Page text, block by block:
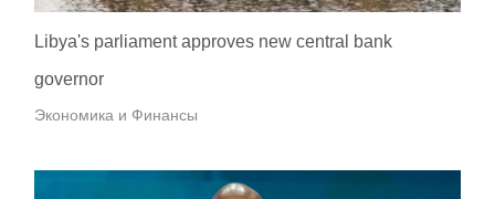
Libya's parliament approves new central bank
governor
Экономика и Финансы